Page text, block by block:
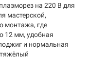
на 220 В для
мастерской,
монтажа, где
12 мм, удобная
и нормальная
тяжёлый